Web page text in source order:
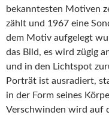
bekanntesten Motiven
zählt und 1967 eine
dem Motiv aufgelegt
das Bild, es wird zügig
und in den Lichtspot
Porträt ist ausradiert,
in der Form seines
Verschwinden wird auf